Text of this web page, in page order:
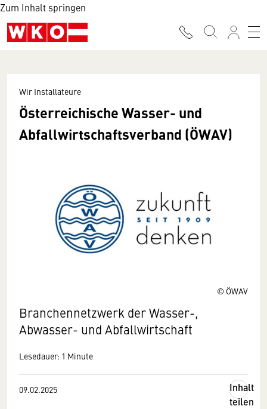
Zum Inhalt springen
© ÖWAV
Wir Installateure
Österreichische Wasser- und
Abfallwirtschaftsverband (ÖWAV)
Branchennetzwerk der Wasser-,
Abwasser- und Abfallwirtschaft
Lesedauer: 1 Minute
09.02.2025
Inhalt
teilen